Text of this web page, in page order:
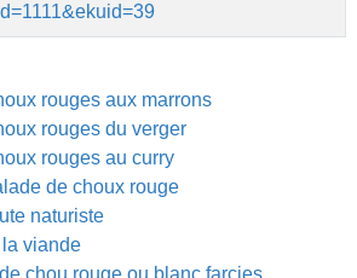
rouges aux marrons
rouges du verger
rouges au curry
de choux rouge
naturiste
viande